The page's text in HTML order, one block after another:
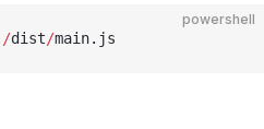
powershell
/dist/main.js